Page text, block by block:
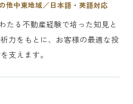
他中東地域／日本語・英語対応
たる不動産経験で培った知見と
力をもとに、お客様の最適な投
支えます。